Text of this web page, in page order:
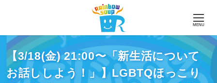
MENU
【3/18(金) 21:00〜「新生活について
お話ししよう！」】LGBTQほっこり